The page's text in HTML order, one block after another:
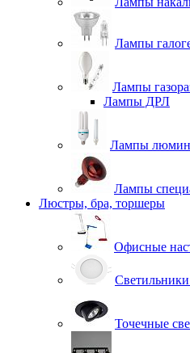
Лампы
Лампы
Лампы ДРЛ
Лампы
Лампы
Люстры, бра, торшеры
Офисные
Точечные